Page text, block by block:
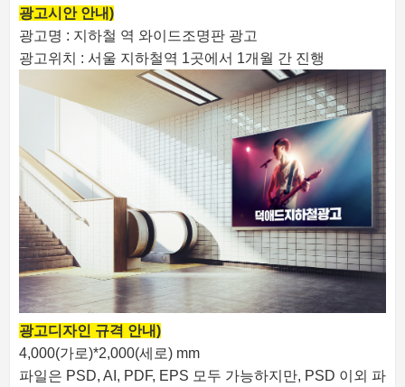
광고시안 안내)
광고명 : 지하철 역 와이드조명판 광고
광고위치 : 서울 지하철역 1곳에서 1개월 간 진행
광고디자인 규격 안내)
4,000(가로)*2,000(세로) mm
파일은 PSD, AI, PDF, EPS 모두 가능하지만, PSD 이외 파